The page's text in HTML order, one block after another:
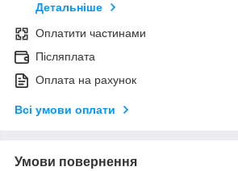
Детальніше
Оплатити частинами
Післяплата
Оплата на рахунок
Всі умови оплати
Умови повернення